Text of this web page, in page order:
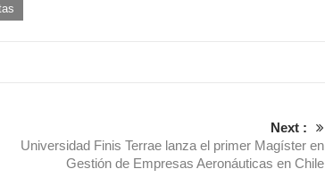
Next :
Universidad Finis Terrae lanza el primer Magíster en
Gestión de Empresas Aeronáuticas en Chile